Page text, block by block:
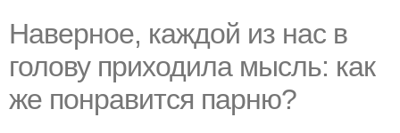
Наверное, каждой из нас в
голову приходила мысль: как
же понравится парню?